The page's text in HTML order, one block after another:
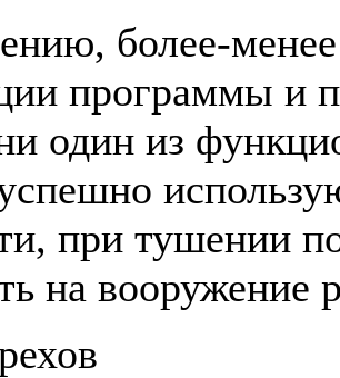
более-
программы и
один из
при тушении
на вооружение